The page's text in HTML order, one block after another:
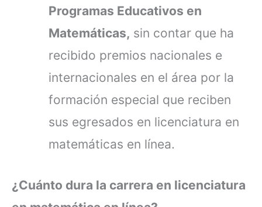
Programas Educativos en
Matemáticas, sin contar que ha
recibido premios nacionales e
internacionales en el área por la
formación especial que reciben
sus egresados en licenciatura en
matemáticas en línea.
¿Cuánto dura la carrera en licenciatura